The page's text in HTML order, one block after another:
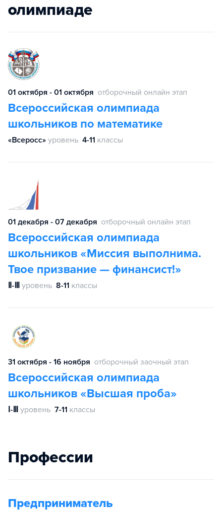
олимпиаде
01 октября - 01 октября отборочный онлайн этап
Всероссийская олимпиада
школьников по математике
«Всеросс» уровень 4-11 классы
01 декабря - 07 декабря отборочный онлайн этап
Всероссийская олимпиада
школьников «Миссия выполнима.
Твое призвание — финансист!»
Ⅱ-Ⅲ уровень 8-11 классы
31 октября - 16 ноября отборочный заочный этап
Всероссийская олимпиада
школьников «Высшая проба»
Ⅰ-Ⅲ уровень 7-11 классы
Профессии
Предприниматель